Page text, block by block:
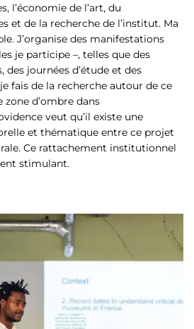
l’économie de l’art, du
et de la recherche de l’institut. Ma
J’organise des manifestations
je participe –, telles que des
des journées d’étude et des
fais de la recherche autour de ce
d’ombre dans
veut qu’il existe une
et thématique entre ce projet
Ce rattachement institutionnel
stimulant.